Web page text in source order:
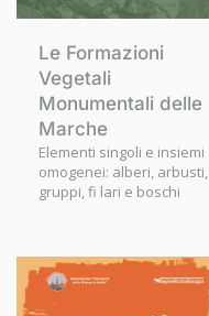
Le Formazioni
Vegetali
Monumentali delle
Marche
Elementi singoli e insiemi
omogenei: alberi, arbusti,
gruppi, fi lari e boschi